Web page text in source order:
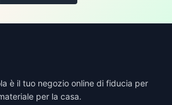
è il tuo negozio online di fiducia per
per la casa.